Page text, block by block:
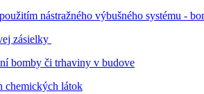
nástražného výbušného systému -
zásielky
bomby či trhaviny v budove
chemických látok